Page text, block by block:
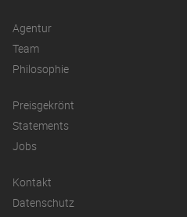
Agentur
Team
Philosophie
Preisgekrönt
Statements
Jobs
Kontakt
Datenschutz